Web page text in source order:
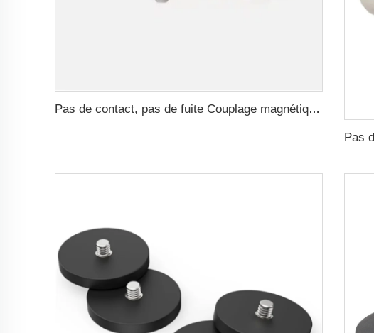
Pas de contact, pas de fuite Couplage magnétique pour moteur ISO et Polyol de pompe à haute pression